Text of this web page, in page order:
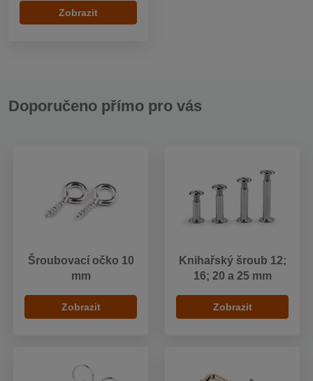
Zobrazit
Doporučeno přímo pro vás
Šroubovací očko 10
mm
Zobrazit
Knihařský šroub 12;
16; 20 a 25 mm
Zobrazit